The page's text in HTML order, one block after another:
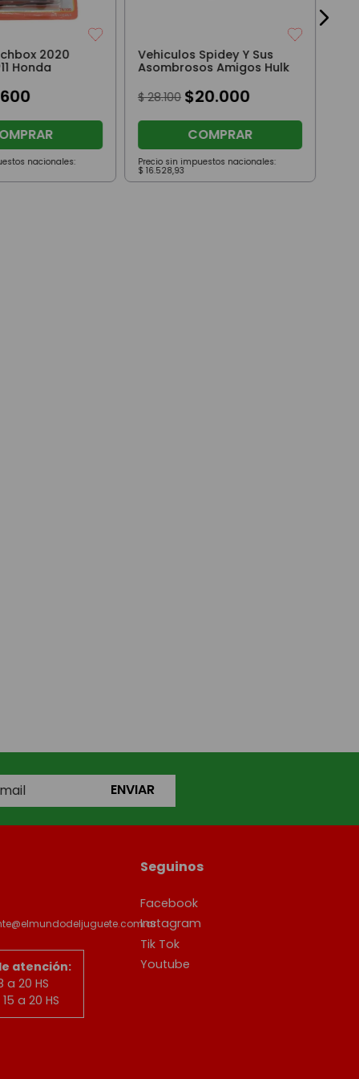
2020
Honda
nacionales:
Vehiculos Spidey Y Sus
Asombrosos Amigos Hulk
$ 28.100 $20.000
COMPRAR
Precio sin impuestos nacionales:
$ 16.528,93
ENVIAR
atención:
a 20 HS
a 20 HS
Seguinos
Facebook
Instagram
Tik Tok
Youtube